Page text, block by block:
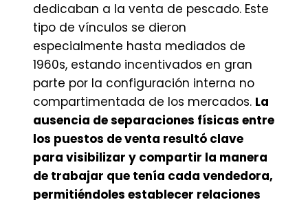
dedicaban a la venta de pescado. Este
tipo de vínculos se dieron
especialmente hasta mediados de
1960s, estando incentivados en gran
parte por la configuración interna no
compartimentada de los mercados. La
ausencia de separaciones físicas entre
los puestos de venta resultó clave
para visibilizar y compartir la manera
de trabajar que tenía cada vendedora,
permitiéndoles establecer relaciones